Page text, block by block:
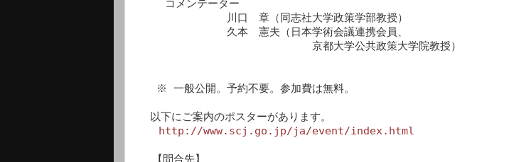
川口　章（同志社大学政策学部教授）
久本　憲夫（日本学術会議連携会員、
以下にご案内のポスターがあります。
http://www.scj.go.jp/ja/event/index.html